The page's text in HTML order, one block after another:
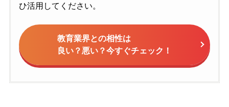
ひ活用してください。
教育業界との相性は
良い？悪い？今すぐチェック！